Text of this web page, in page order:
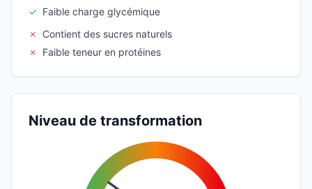
✓ Faible charge glycémique
✗
Contient des sucres naturels
✗
Faible teneur en protéines
Niveau de transformation